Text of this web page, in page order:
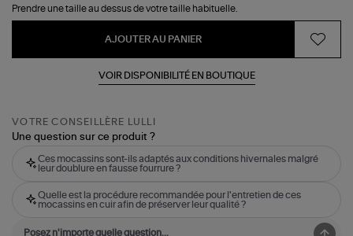
Prendre une taille au dessus de votre taille habituelle.
AJOUTER AU PANIER
VOIR DISPONIBILITÉ EN BOUTIQUE
VOTRE CONSEILLÈRE LULLI
Une question sur ce produit ?
Ces mocassins sont-ils adaptés aux conditions hivernales malgré
leur doublure en fausse fourrure ?
Quelle est la procédure recommandée pour l'entretien de ces
mocassins en cuir afin de préserver leur qualité ?